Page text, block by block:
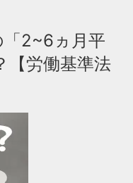
「2~6ヵ月平
【労働基準法